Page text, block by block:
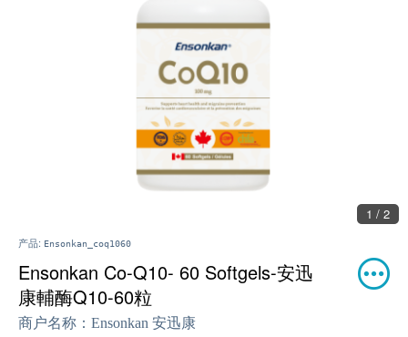
1 / 2
产品: Ensonkan_coq1060
Ensonkan Co-Q10- 60 Softgels-安迅
康輔酶Q10-60粒
商户名称： Ensonkan 安迅康